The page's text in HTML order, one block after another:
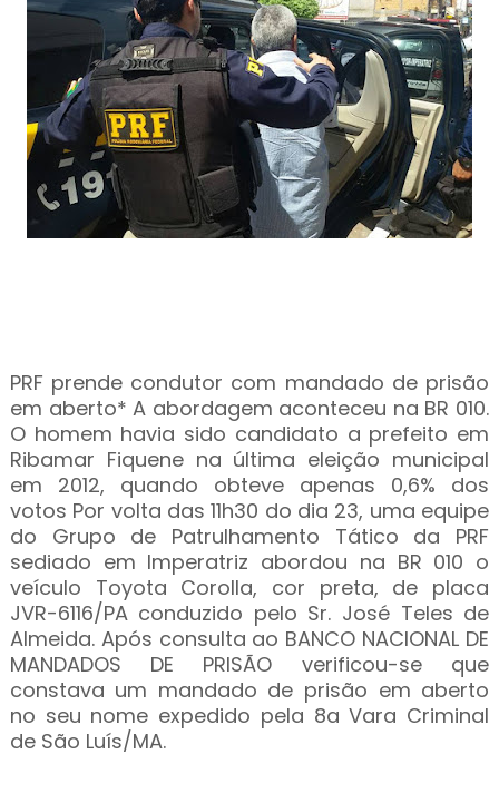
PRF prende condutor com mandado de prisão
em aberto* A abordagem aconteceu na BR 010.
O homem havia sido candidato a prefeito em
Ribamar Fiquene na última eleição municipal
em 2012, quando obteve apenas 0,6% dos
votos Por volta das 11h30 do dia 23, uma equipe
do Grupo de Patrulhamento Tático da PRF
sediado em Imperatriz abordou na BR 010 o
veículo Toyota Corolla, cor preta, de placa
JVR-6116/PA conduzido pelo Sr. José Teles de
Almeida. Após consulta ao BANCO NACIONAL DE
MANDADOS DE PRISÃO verificou-se que
constava um mandado de prisão em aberto
no seu nome expedido pela 8a Vara Criminal
de São Luís/MA.